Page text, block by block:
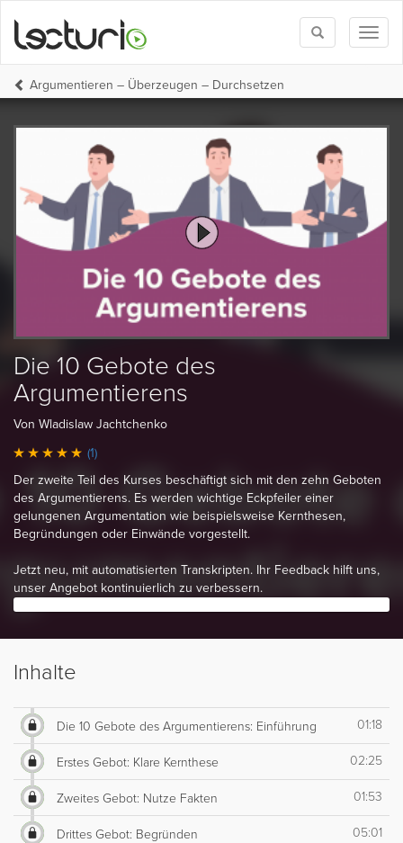
Toggle
search
Argumentieren – Überzeugen – Durchsetzen
Die 10 Gebote des
Argumentierens
Von Wladislaw Jachtchenko
(1)
Der zweite Teil des Kurses beschäftigt sich mit den zehn Geboten
des Argumentierens. Es werden wichtige Eckpfeiler einer
gelungenen Argumentation wie beispielsweise Kernthesen,
Begründungen oder Einwände vorgestellt.
Jetzt neu, mit automatisierten Transkripten. Ihr Feedback hilft uns,
unser Angebot kontinuierlich zu verbessern.
Inhalte
Die 10 Gebote des Argumentierens: Einführung 01:18
Erstes Gebot: Klare Kernthese 02:25
Zweites Gebot: Nutze Fakten 01:53
Drittes Gebot: Begründen 05:01